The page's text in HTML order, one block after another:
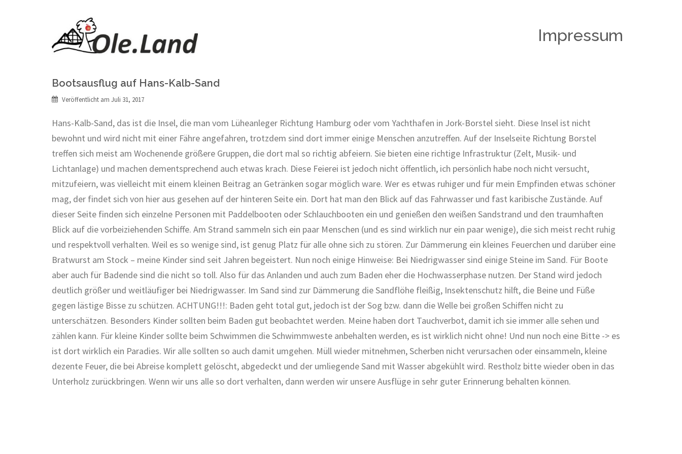
Impressum
Schlagwort:Strand
Bootsausflug auf Hans-Kalb-Sand
Veröffentlicht am Juli 31, 2017
Hans-Kalb-Sand, das ist die Insel, die man vom Lüheanleger Richtung Hamburg oder vom Yachthafen in Jork-Borstel sieht. Diese Insel ist nicht
bewohnt und wird nicht mit einer Fähre angefahren, trotzdem sind dort immer einige Menschen anzutreffen. Auf der Inselseite Richtung Borstel
treffen sich meist am Wochenende größere Gruppen, die dort mal so richtig abfeiern. Sie bieten eine richtige Infrastruktur (Zelt, Musik- und
Lichtanlage) und machen dementsprechend auch etwas krach. Diese Feierei ist jedoch nicht öffentlich, ich persönlich habe noch nicht versucht,
mitzufeiern, was vielleicht mit einem kleinen Beitrag an Getränken sogar möglich ware. Wer es etwas ruhiger und für mein Empfinden etwas schöner
mag, der findet sich von hier aus gesehen auf der hinteren Seite ein. Dort hat man den Blick auf das Fahrwasser und fast karibische Zustände. Auf
dieser Seite finden sich einzelne Personen mit Paddelbooten oder Schlauchbooten ein und genießen den weißen Sandstrand und den traumhaften
Blick auf die vorbeiziehenden Schiffe. Am Strand sammeln sich ein paar Menschen (und es sind wirklich nur ein paar wenige), die sich meist recht ruhig
und respektvoll verhalten. Weil es so wenige sind, ist genug Platz für alle ohne sich zu stören. Zur Dämmerung ein kleines Feuerchen und darüber eine
Bratwurst am Stock – meine Kinder sind seit Jahren begeistert. Nun noch einige Hinweise: Bei Niedrigwasser sind einige Steine im Sand. Für Boote
aber auch für Badende sind die nicht so toll. Also für das Anlanden und auch zum Baden eher die Hochwasserphase nutzen. Der Stand wird jedoch
deutlich größer und weitläufiger bei Niedrigwasser. Im Sand sind zur Dämmerung die Sandflöhe fleißig, Insektenschutz hilft, die Beine und Füße
gegen lästige Bisse zu schützen. ACHTUNG!!!: Baden geht total gut, jedoch ist der Sog bzw. dann die Welle bei großen Schiffen nicht zu
unterschätzen. Besonders Kinder sollten beim Baden gut beobachtet werden. Meine haben dort Tauchverbot, damit ich sie immer alle sehen und
zählen kann. Für kleine Kinder sollte beim Schwimmen die Schwimmweste anbehalten werden, es ist wirklich nicht ohne! Und nun noch eine Bitte -> es
ist dort wirklich ein Paradies. Wir alle sollten so auch damit umgehen. Müll wieder mitnehmen, Scherben nicht verursachen oder einsammeln, kleine
dezente Feuer, die bei Abreise komplett gelöscht, abgedeckt und der umliegende Sand mit Wasser abgekühlt wird. Restholz bitte wieder oben in das
Unterholz zurückbringen. Wenn wir uns alle so dort verhalten, dann werden wir unsere Ausflüge in sehr guter Erinnerung behalten können.